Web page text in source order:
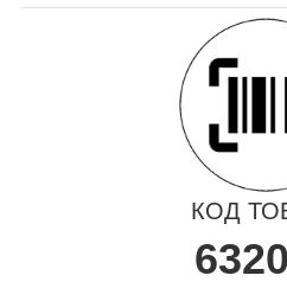
КОД